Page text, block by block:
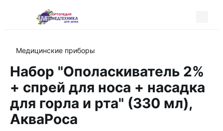
Медицинские приборы
Набор "Ополаскиватель 2%
+ спрей для носа + насадка
для горла и рта" (330 мл),
АкваРоса